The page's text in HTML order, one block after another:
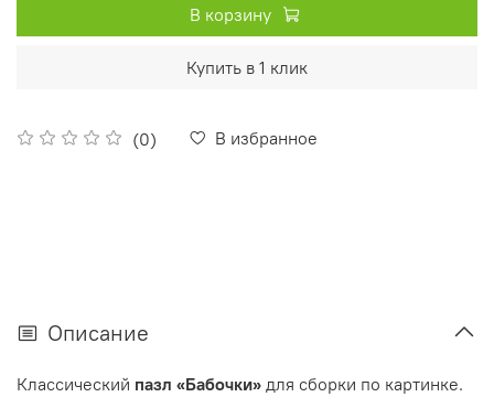
(0) В избранное
В корзину
Купить в 1 клик
Описание
Классический пазл «Бабочки» для сборки по картинке.